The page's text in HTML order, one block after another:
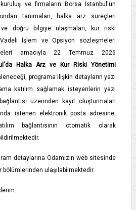
ve firmaların Borsa İstanbul'un
tanımaları, halka arz süreçleri
doğru bilgiye ulaşmaları, kur riski
İşlem ve Opsiyon sözleşmeleri
amacıyla 22 Temmuz 2026
Halka Arz ve Kur Riski Yönetimi
programa ilişkin detayların yazı
katılım sağlamak isteyenlerin yazı
üzerinden kayıt oluşturmaları
istenen elektronik posta adresine,
bağlantısının otomatik olarak
detaylarına Odamızın web sitesinde
bölümlerinden ulaşılabilmektedir.